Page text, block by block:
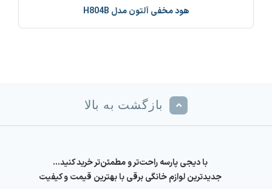
هود مخفی آلتون مدل H804B
بازگشت به بالا
با دیجی پارسه راحت‌تر و مطمئن‌تر خرید کنید…
جدیدترین لوازم خانگی برقی با بهترین قیمت و کیفیت